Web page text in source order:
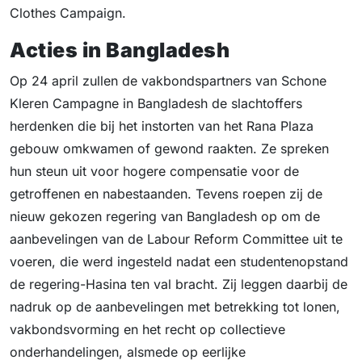
Clothes Campaign.
Acties in Bangladesh
Op 24 april zullen de vakbondspartners van Schone
Kleren Campagne in Bangladesh de slachtoffers
herdenken die bij het instorten van het Rana Plaza
gebouw omkwamen of gewond raakten. Ze spreken
hun steun uit voor hogere compensatie voor de
getroffenen en nabestaanden. Tevens roepen zij de
nieuw gekozen regering van Bangladesh op om de
aanbevelingen van de Labour Reform Committee uit te
voeren, die werd ingesteld nadat een studentenopstand
de regering-Hasina ten val bracht. Zij leggen daarbij de
nadruk op de aanbevelingen met betrekking tot lonen,
vakbondsvorming en het recht op collectieve
onderhandelingen, alsmede op eerlijke